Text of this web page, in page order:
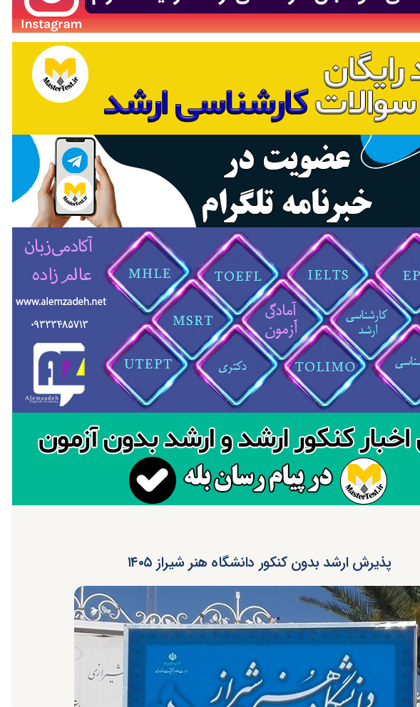
پذیرش ارشد بدون کنکور دانشگاه هنر شیراز ۱۴۰۵